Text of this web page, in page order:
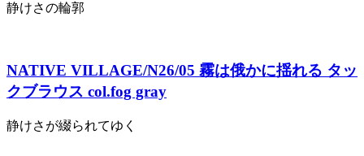
静けさの輪郭
NATIVE VILLAGE/N26/05 霧は俄かに揺れる タッ
クブラウス col.fog gray
静けさが綴られてゆく